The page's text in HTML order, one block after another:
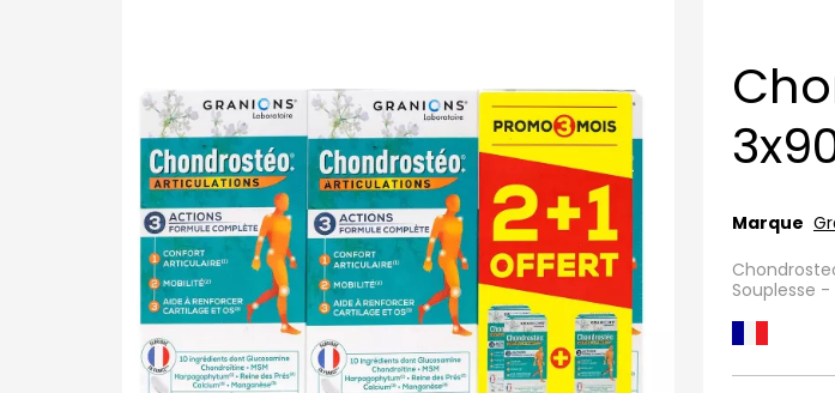
Marque
Souplesse